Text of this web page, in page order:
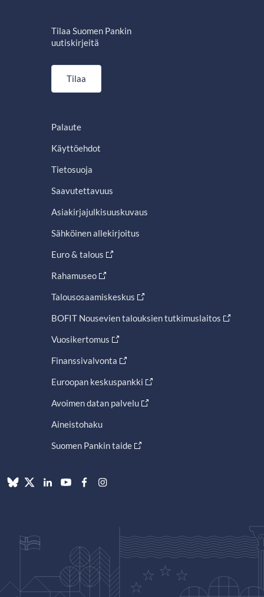
Tilaa Suomen Pankin
uutiskirjeitä
Tilaa
Palaute
Käyttöehdot
Tietosuoja
Saavutettavuus
Asiakirjajulkisuuskuvaus
Sähköinen allekirjoitus
Euro & talous
Rahamuseo
Talousosaamiskeskus
BOFIT Nousevien talouksien tutkimuslaitos
Vuosikertomus
Finanssivalvonta
Euroopan keskuspankki
Avoimen datan palvelu
Aineistohaku
Suomen Pankin taide